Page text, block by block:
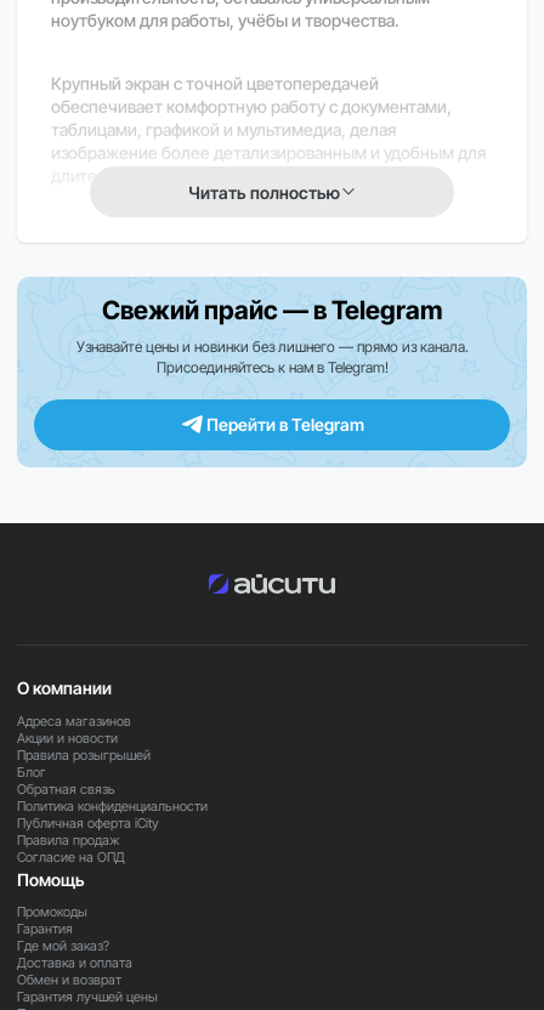
ноутбуком для работы, учёбы и творчества.
Крупный экран с точной цветопередачей
обеспечивает комфортную работу с документами,
таблицами, графикой и мультимедиа, делая
изображение более детализированным и удобным для
Современный процессор Apple Silicon обеспечивает
повседневных задачах.
Увеличенная площадь экрана делает MacBook Air 15”
монтажом и обучением, сохраняя при этом
мобильность устройства.
протяжении всего дня, а macOS предлагает
глубокой интеграцией в экосистему Apple.
В зависимости от региона поставки некоторые функции
и приложения могут быть ограничены. Для уточнения
информации обратитесь к нашим менеджерам.
Закажите прямо сейчас
Оформите заказ на Apple MacBook Air 15” уже сегодня и
получите мощный, лёгкий и удобный ноутбук с
большим экраном для работы, учёбы и творчества.
Читать полностью
Свежий прайс — в Telegram
Узнавайте цены и новинки без лишнего — прямо из канала.
Присоединяйтесь к нам в Telegram!
Перейти в Telegram
О компании
Адреса магазинов
Акции и новости
Правила розыгрышей
Блог
Обратная связь
Политика конфиденциальности
Публичная оферта iCity
Правила продаж
Согласие на ОПД
Помощь
Промокоды
Гарантия
Где мой заказ?
Доставка и оплата
Обмен и возврат
Гарантия лучшей цены